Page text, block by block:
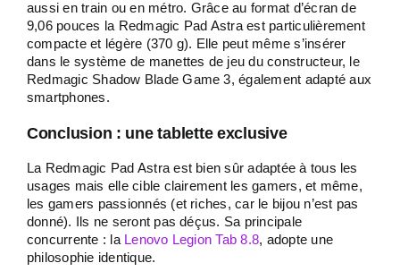
aussi en train ou en métro. Grâce au format d’écran de
9,06 pouces la Redmagic Pad Astra est particulièrement
compacte et légère (370 g). Elle peut même s’insérer
dans le système de manettes de jeu du constructeur, le
Redmagic Shadow Blade Game 3, également adapté aux
smartphones.
Conclusion : une tablette exclusive
La Redmagic Pad Astra est bien sûr adaptée à tous les
usages mais elle cible clairement les gamers, et même,
les gamers passionnés (et riches, car le bijou n’est pas
donné). Ils ne seront pas déçus. Sa principale
concurrente : la Lenovo Legion Tab 8.8, adopte une
philosophie identique.